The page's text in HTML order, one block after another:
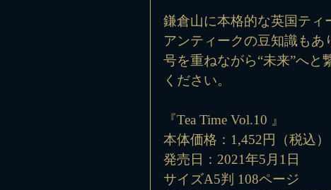
鎌倉山に本格的な英国ティ
アンティークの豆知識もあ
号を重ねながら“未来”へと
ください。
『Tea Time Vol.10 』
本体価格：1,452円（税込）
発売日：2021年5月1日
サイズA5判 108ページ